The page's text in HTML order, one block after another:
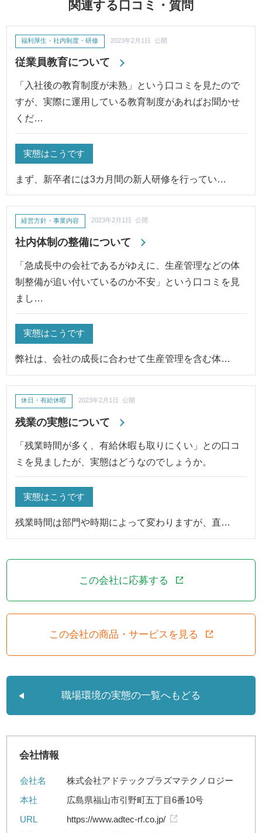
関連する口コミ・質問
従業員教育について
福利厚生・社内制度・研修 2023年2月1日 公開
「入社後の教育制度が未熟」という口コミを見たので
すが、実際に運用している教育制度があればお聞かせ
くだ…
実態はこうです
まず、新卒者には3カ月間の新人研修を行ってい…
社内体制の整備について
経営方針・事業内容 2023年2月1日 公開
「急成長中の会社であるがゆえに、生産管理などの体
制整備が追い付いているのか不安」という口コミを見
まし…
実態はこうです
弊社は、会社の成長に合わせて生産管理を含む体…
残業の実態について
休日・有給休暇 2023年2月1日 公開
「残業時間が多く、有給休暇も取りにくい」との口コ
ミを見ましたが、実態はどうなのでしょうか。
実態はこうです
残業時間は部門や時期によって変わりますが、直…
この会社に応募する
この会社の商品・サービスを見る
職場環境の実態の一覧へもどる
会社情報
会社名
株式会社アドテックプラズマテクノロジー
本社
広島県福山市引野町五丁目6番10号
URL
https://www.adtec-rf.co.jp/